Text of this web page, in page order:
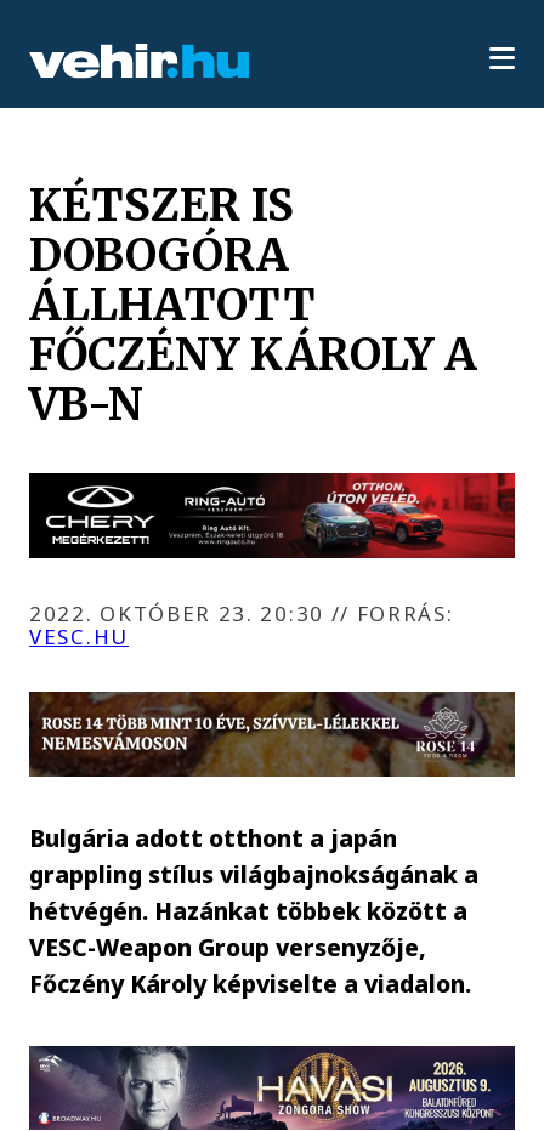
KÉTSZER IS
DOBOGÓRA
ÁLLHATOTT
FŐCZÉNY KÁROLY A
VB-N
2022. OKTÓBER 23. 20:30 // FORRÁS:
VESC.HU
Bulgária adott otthont a japán
grappling stílus világbajnokságának a
hétvégén. Hazánkat többek között a
VESC-Weapon Group versenyzője,
Főczény Károly képviselte a viadalon.